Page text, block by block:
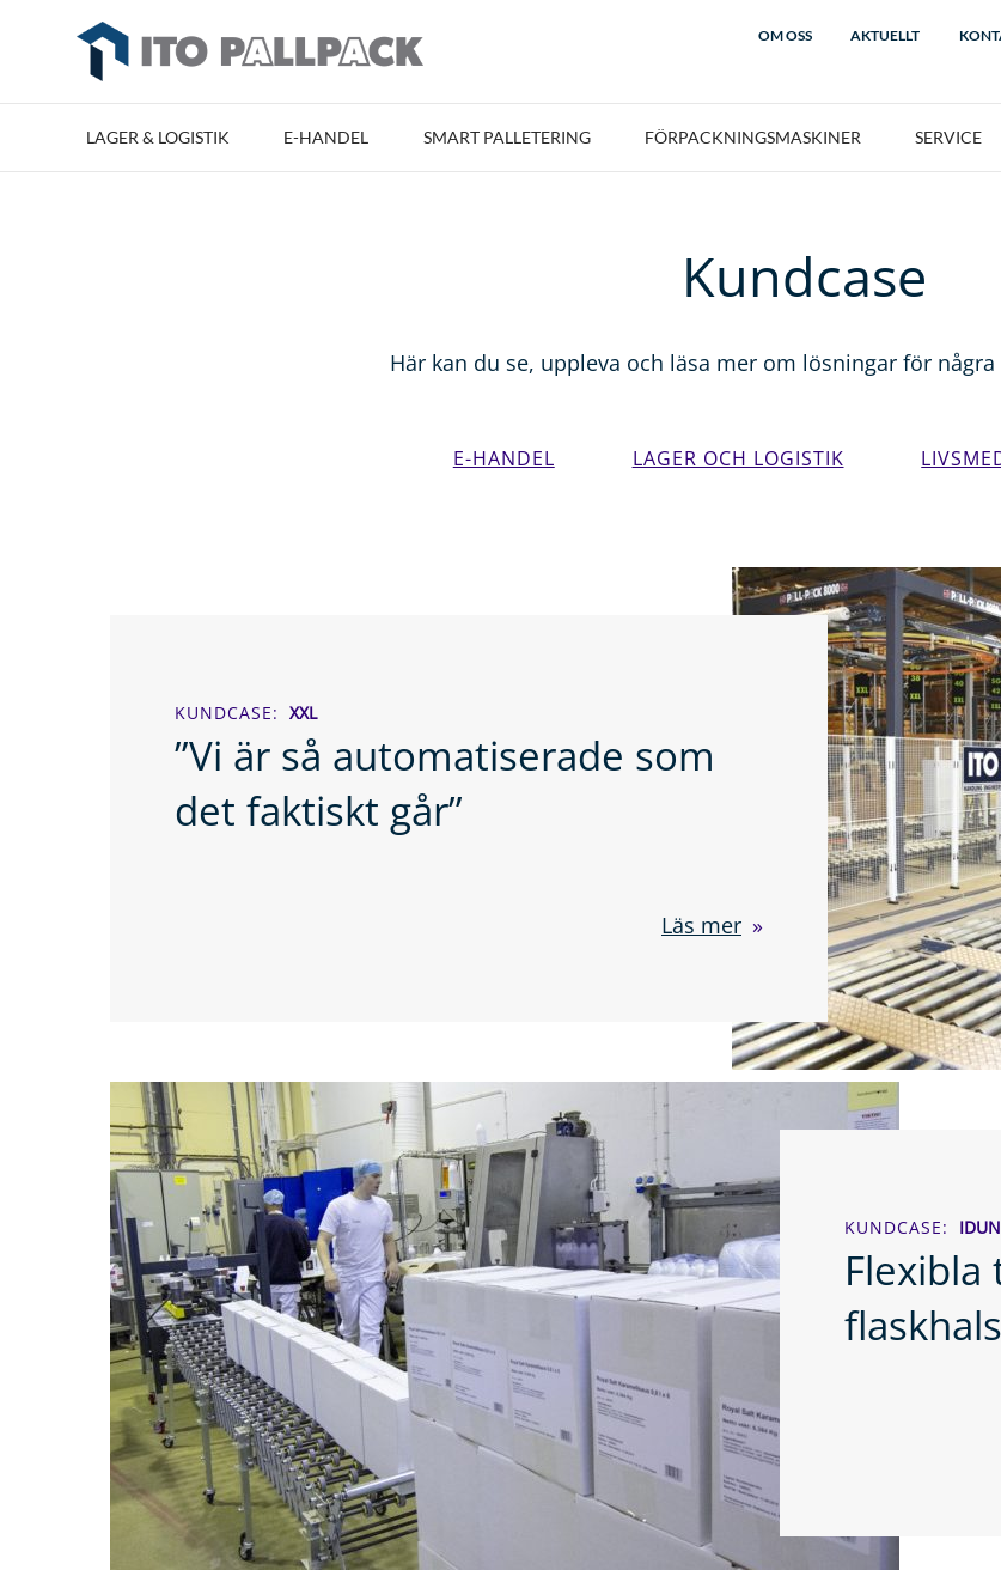
OM OSS AKTUELLT
LAGER & LOGISTIK E-HANDEL SMART PALLETERING FÖRPACKNINGSMASKINER SERVICE
Kundcase
Här kan du se, uppleva och läsa mer om lösningar för
E-HANDEL LAGER OCH LOGISTIK
KUNDCASE XXL
”Vi är så automatiserade som
det faktiskt går”
Läs mer
KUNDCASE